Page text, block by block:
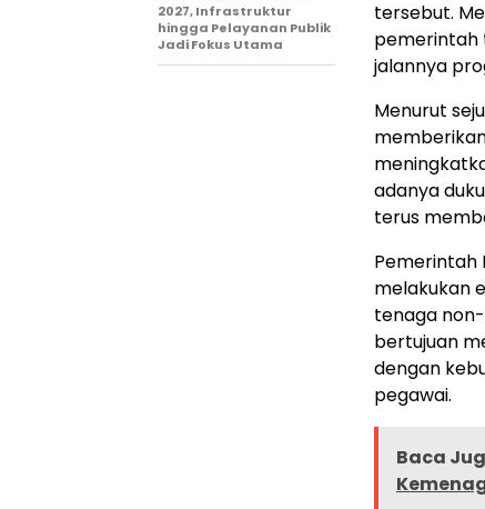
tersebut.
pemerintah
jalannya
Menurut
adanya
terus
Pemerintah
melakukan
tenaga non-
bertujuan
dengan
pegawai.
Baca
2027, Infrastruktur
hingga Pelayanan Publik
Jadi Fokus Utama